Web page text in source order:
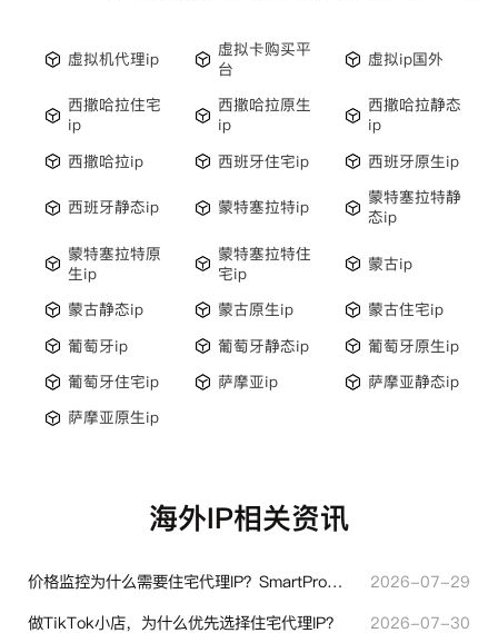
虚拟机代理ip
虚拟卡购买平
台
虚拟ip国外
西撒哈拉住宅
ip
西撒哈拉原生
ip
西撒哈拉静态
ip
西撒哈拉ip
西班牙住宅ip 西班牙原生ip
西班牙静态ip 蒙特塞拉特ip
蒙特塞拉特静
态ip
蒙特塞拉特原
生ip
蒙特塞拉特住
宅ip
蒙古ip
蒙古静态ip 蒙古原生ip
蒙古住宅ip
葡萄牙ip
葡萄牙静态ip
葡萄牙原生ip
葡萄牙住宅ip
萨摩亚ip
萨摩亚静态ip
萨摩亚原生ip
海外IP相关资讯
价格监控为什么需要住宅代理IP？SmartProxy助力跨境商家实现全球竞品数据采集
2026-07-29
做TikTok小店，为什么优先选择住宅代理IP？
2026-07-30